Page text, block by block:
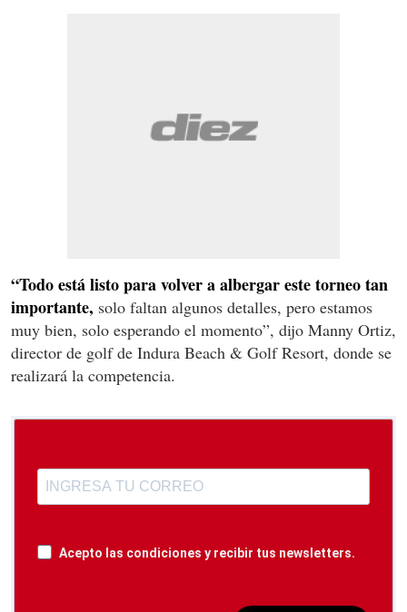
“Todo está listo para volver a albergar este torneo tan
importante, solo faltan algunos detalles, pero estamos
muy bien, solo esperando el momento”, dijo Manny Ortiz,
director de golf de Indura Beach & Golf Resort, donde se
realizará la competencia.
Acepto las condiciones y recibir tus newsletters.